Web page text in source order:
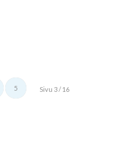
Sivu 3 / 16
5